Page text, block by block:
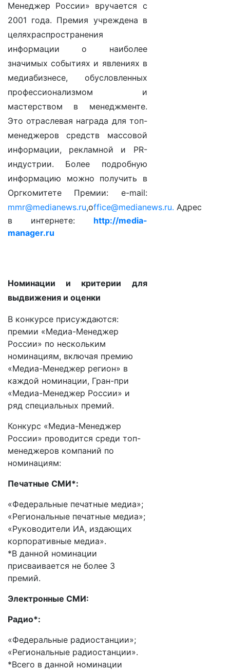
Менеджер России» вручается с
2001 года. Премия учреждена в
целяхраспространения
информации о наиболее
значимых событиях и явлениях в
медиабизнесе, обусловленных
профессионализмом и
мастерством в менеджменте.
Это отраслевая награда для топ-
менеджеров средств массовой
информации, рекламной и PR-
индустрии. Более подробную
информацию можно получить в
Оргкомитете Премии: e-mail:
mmr@medianews.ru,оffice@medianews.ru. Адрес
в интернете: http://media-
manager.ru
Номинации и критерии для
выдвижения и оценки
В конкурсе присуждаются:
премии «Медиа-Менеджер
России» по нескольким
номинациям, включая премию
«Медиа-Менеджер регион» в
каждой номинации, Гран-при
«Медиа-Менеджер России» и
ряд специальных премий.
Конкурс «Медиа-Менеджер
России» проводится среди топ-
менеджеров компаний по
номинациям:
Печатные СМИ*:
«Федеральные печатные медиа»;
«Региональные печатные медиа»;
«Руководители ИА, издающих
корпоративные медиа».
*В данной номинации
присваивается не более 3
премий.
Электронные СМИ:
Радио*:
«Федеральные радиостанции»;
«Региональные радиостанции».
*Всего в данной номинации